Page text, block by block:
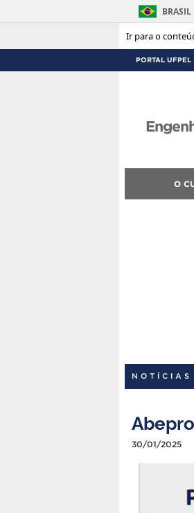
Ir para o
BRASIL
PORTAL UFPEL
O
NOTÍCIAS
30/01/2025